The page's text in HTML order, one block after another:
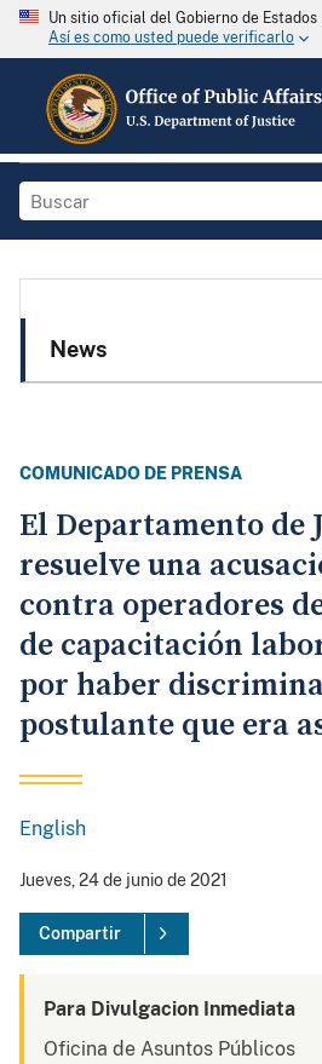
Un sitio oficial del Gobierno de Estados
Así es como usted puede verificarlo
News
COMUNICADO DE PRENSA
El Departamento de
resuelve una
contra operadores
de capacitación
por haber
postulante que era
English
Jueves, 24 de junio de 2021
Compartir
Para Divulgacion Inmediata
Oficina de Asuntos Públicos